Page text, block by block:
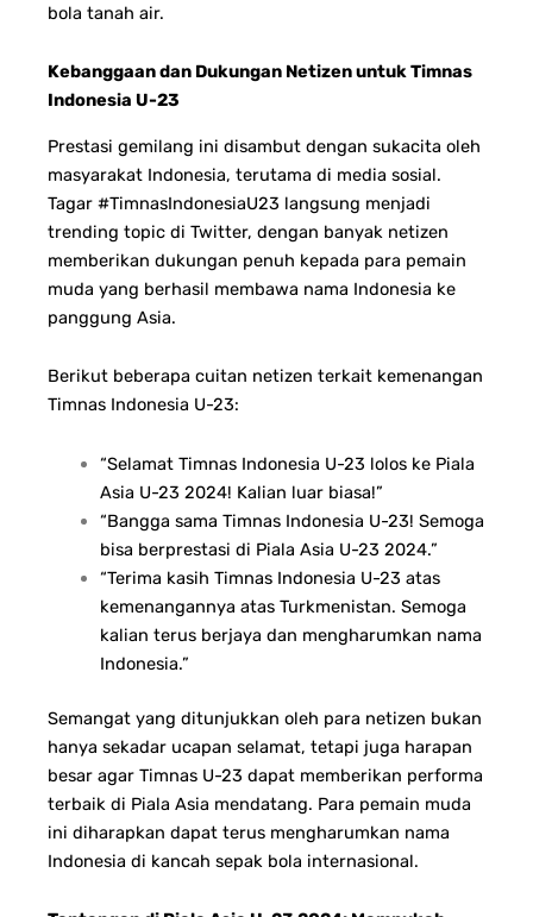
bola tanah air.
Kebanggaan dan Dukungan Netizen untuk Timnas
Indonesia U-23
Prestasi gemilang ini disambut dengan sukacita oleh
masyarakat Indonesia, terutama di media sosial.
Tagar #TimnasIndonesiaU23 langsung menjadi
trending topic di Twitter, dengan banyak netizen
memberikan dukungan penuh kepada para pemain
muda yang berhasil membawa nama Indonesia ke
panggung Asia.
Berikut beberapa cuitan netizen terkait kemenangan
Timnas Indonesia U-23:
“Selamat Timnas Indonesia U-23 lolos ke Piala
Asia U-23 2024! Kalian luar biasa!”
“Bangga sama Timnas Indonesia U-23! Semoga
bisa berprestasi di Piala Asia U-23 2024.”
“Terima kasih Timnas Indonesia U-23 atas
kemenangannya atas Turkmenistan. Semoga
kalian terus berjaya dan mengharumkan nama
Indonesia.”
Semangat yang ditunjukkan oleh para netizen bukan
hanya sekadar ucapan selamat, tetapi juga harapan
besar agar Timnas U-23 dapat memberikan performa
terbaik di Piala Asia mendatang. Para pemain muda
ini diharapkan dapat terus mengharumkan nama
Indonesia di kancah sepak bola internasional.